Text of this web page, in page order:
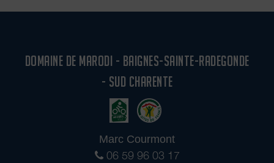
DOMAINE DE MARODI - BAIGNES-SAINTE-RADEGONDE
- SUD CHARENTE
Marc Courmont
06 59 96 03 17